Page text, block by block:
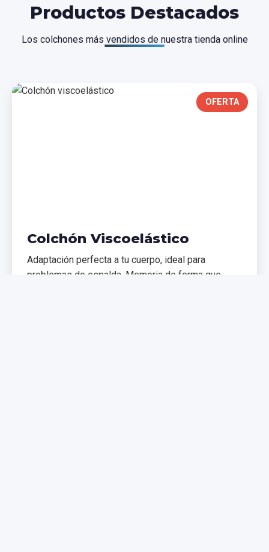
Productos Destacados
Los colchones más vendidos de nuestra tienda online
OFERTA
Colchón Viscoelástico
Adaptación perfecta a tu cuerpo, ideal para
problemas de espalda. Memoria de forma que